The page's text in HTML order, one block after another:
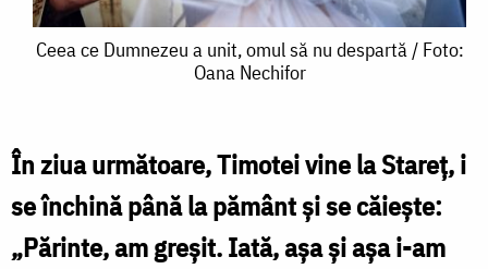
Ceea
a
unit,
omul
Ceea ce Dumnezeu a unit, omul să nu despartă / Foto:
Oana Nechifor
În ziua următoare, Timotei vine la Stareţ, i
se închină până la pământ şi se căieşte:
„Părinte, am greşit. Iată, aşa şi aşa i-am